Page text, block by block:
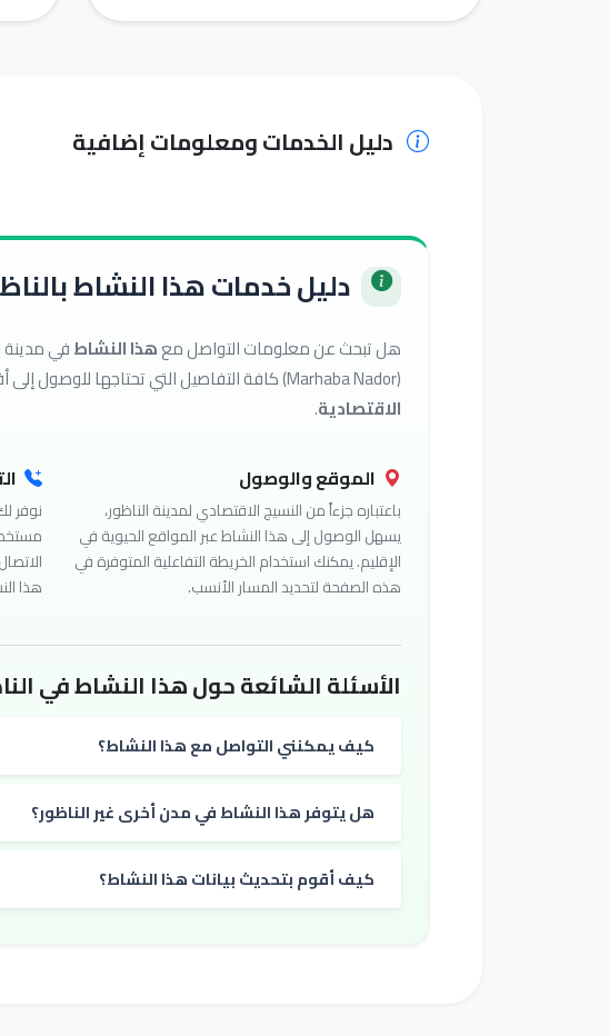
دليل الخدمات ومعلومات إضافية
دليل خدمات هذا النشاط
هل تبحث عن معلومات التواصل معهذا النشاطفي مدينة
(Marhaba Nador) كافة التفاصيل التي تحتاجها للوصول إلى أفضل الخدمات في تصنيف
الاقتصادية.
الموقع والوصول
باعتباره جزءاً من النسيج الاقتصادي لمدينة الناظور،
يسهل الوصول إلى هذا النشاط عبر المواقع الحيوية في
الإقليم. يمكنك استخدام الخريطة التفاعلية المتوفرة في
هذه الصفحة لتحديد المسار الأنسب.
نوفر
هذا
الأسئلة الشائعة حول هذا النشاط في
كيف يمكنني التواصل مع هذا النشاط؟
هل يتوفر هذا النشاط في مدن أخرى غير الناظور؟
كيف أقوم بتحديث بيانات هذا النشاط؟